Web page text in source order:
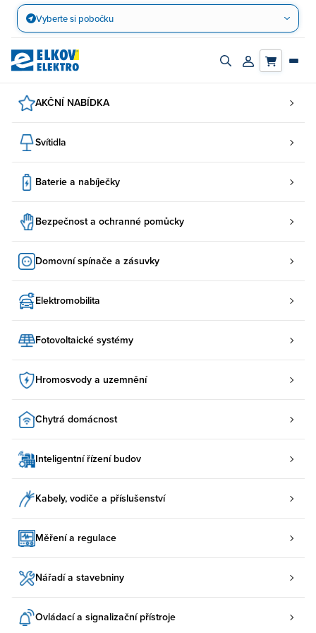
Přejít
obsah
Vyberte si pobočku
Zapnout/vypnout
Přihlásit/
AKČNÍ NABÍDKA
Svítidla
Baterie a nabíječky
Bezpečnost a ochranné pomůcky
Domovní spínače a zásuvky
Elektromobilita
Fotovoltaické systémy
Hromosvody a uzemnění
Chytrá domácnost
Inteligentní řízení budov
Kabely, vodiče a příslušenství
Měření a regulace
Nářadí a stavebniny
Ovládací a signalizační přístroje